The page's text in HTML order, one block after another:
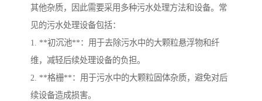
其他杂质，因此需要采用多种污水处理方法和设备。常
见的污水处理设备包括：
1. **初沉池**：用于去除污水中的大颗粒悬浮物和纤
维，减轻后续处理设备的负担。
2. **格栅**：用于污水中的大颗粒固体杂质，避免对后
续设备造成损害。